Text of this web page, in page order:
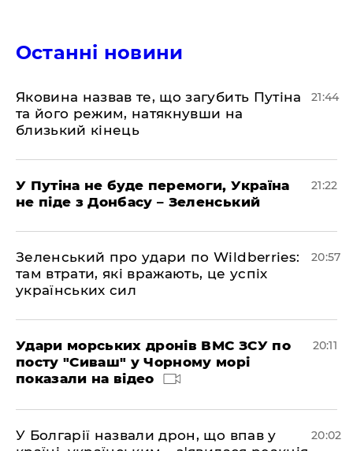
Останні новини
Яковина назвав те, що загубить Путіна
та його режим, натякнувши на
близький кінець
21:44
У Путіна не буде перемоги, Україна
не піде з Донбасу – Зеленський
21:22
Зеленський про удари по Wildberries:
там втрати, які вражають, це успіх
українських сил
20:57
Удари морських дронів ВМС ЗСУ по
посту "Сиваш" у Чорному морі
показали на відео
20:11
У Болгарії назвали дрон, що впав у
20:02